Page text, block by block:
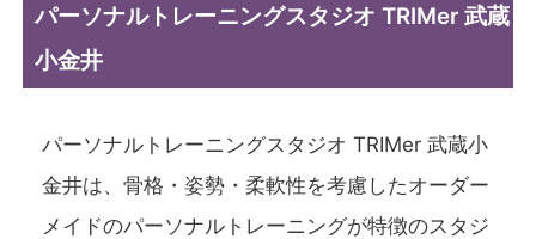
パーソナルトレーニングスタジオ TRIMer 武蔵
小金井
パーソナルトレーニングスタジオ TRIMer 武蔵小
金井は、骨格・姿勢・柔軟性を考慮したオーダー
メイドのパーソナルトレーニングが特徴のスタジ